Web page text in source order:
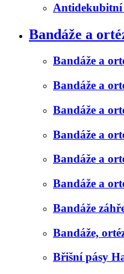
Bandáže a
Bandáže a
Bandáže a
Bandáže a
Bandáže a
Bandáže a
Bandáže a
Bandáže
Bandáže,
Břišní pásy